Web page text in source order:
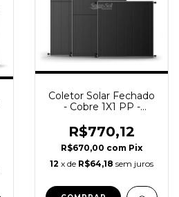
Coletor Solar Fechado
- Cobre 1X1 PP -
R$770,12
R$670,00 com Pix
12 x de R$64,18 sem juros